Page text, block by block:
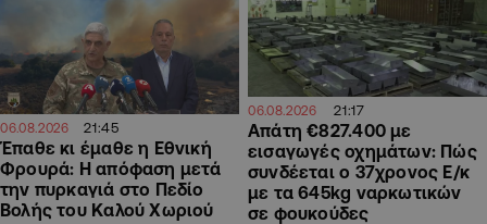
06.08.2026 21:45
Έπαθε κι έμαθε η Εθνική
Φρουρά: Η απόφαση μετά
την πυρκαγιά στο Πεδίο
Βολής του Καλού Χωριού
06.08.2026 21:17
Απάτη €827.400 με
εισαγωγές οχημάτων: Πώς
συνδέεται ο 37χρονος Ε/κ
με τα 645kg ναρκωτικών
σε φουκούδες